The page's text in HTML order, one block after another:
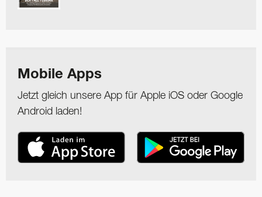
Mobile Apps
Jetzt gleich unsere App für Apple iOS oder Google
Android laden!